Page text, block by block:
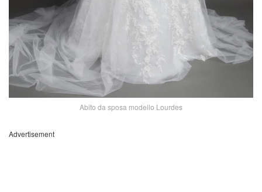
Abito da sposa modello Lourdes
Advertisement